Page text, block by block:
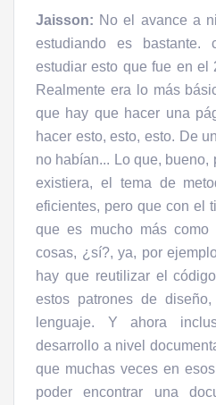
Jaisson: No el avance a
estudiando es bastante.
estudiar esto que fue en
Realmente era lo más
que hay que hacer una
hacer esto, esto, esto. De
no habían... Lo que,
existiera, el tema de
eficientes, pero que con el
que es mucho más como
cosas, ¿sí?, ya, por
hay que reutilizar el
estos patrones de
lenguaje. Y ahora
desarrollo a nivel
que muchas veces en
poder encontrar una